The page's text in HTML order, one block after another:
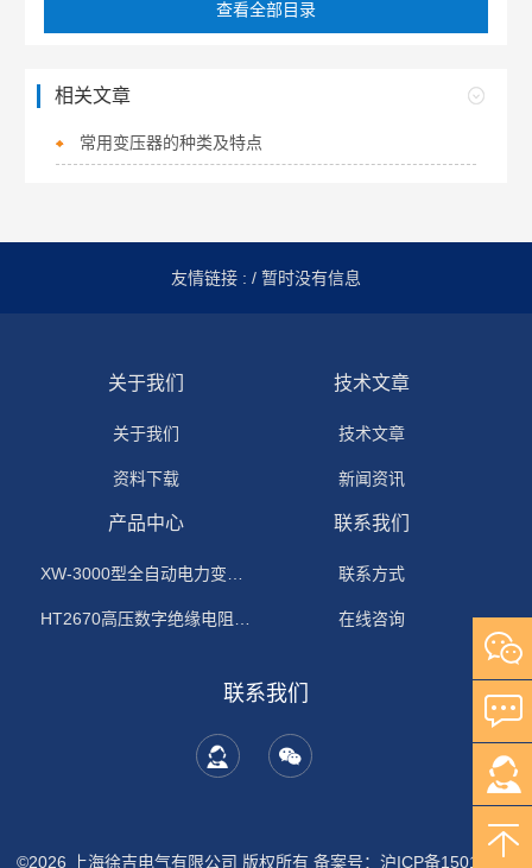
查看全部目录
相关文章
常用变压器的种类及特点
友情链接 : / 暂时没有信息
关于我们
关于我们
资料下载
技术文章
技术文章
新闻资讯
产品中心 联系我们
联系方式
在线咨询
联系我们
©2026 上海徐吉电气有限公司 版权所有 备案号：沪ICP备15015674